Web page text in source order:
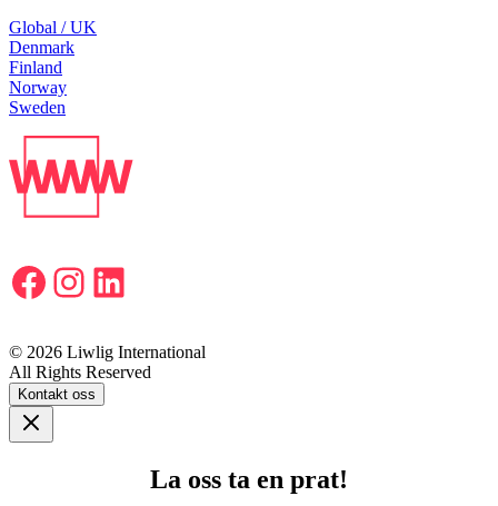
Global / UK
Denmark
Finland
Norway
Sweden
Facebook
Instagram
LinkedIn
© 2026 Liwlig International
All Rights Reserved
Kontakt oss
La oss ta en prat!